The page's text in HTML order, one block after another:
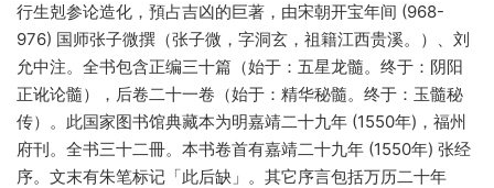
行生剋参论造化，預占吉凶的巨著，由宋朝开宝年间 (968-
976) 国师张子微撰（张子微，字洞玄，祖籍江西贵溪。）、刘
允中注。全书包含正编三十篇（始于：五星龙髓。终于：阴阳
正讹论髓），后卷二十一卷（始于：精华秘髓。终于：玉髓秘
传）。此国家图书馆典藏本为明嘉靖二十九年 (1550年)，福州
府刊。全书三十二冊。本书卷首有嘉靖二十九年 (1550年) 张经
序。文末有朱笔标记「此后缺」。其它序言包括万历二十年